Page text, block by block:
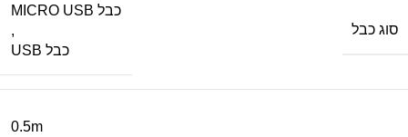
סוג כבל
כבל MICRO USB
,
כבל USB
0.5m